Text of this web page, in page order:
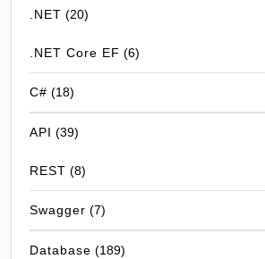
.NET (20)
.NET Core EF (6)
C# (18)
API (39)
REST (8)
Swagger (7)
Database (189)